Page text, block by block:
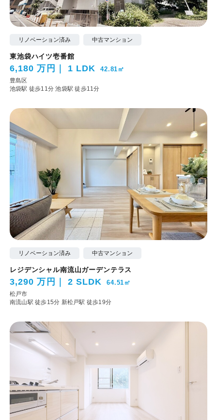
リノベーション済み 中古マンション
東池袋ハイツ壱番館
6,180 万円 1 LDK 42.81㎡
豊島区
池袋駅 徒歩11分池袋駅 徒歩11分
リノベーション済み 中古マンション
レジデンシャル南流山ガーデンテラス
3,290 万円 2 SLDK 64.51㎡
松戸市
南流山駅 徒歩15分 新松戸駅 徒歩19分